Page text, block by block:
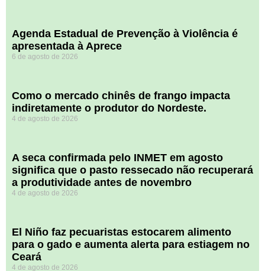
Agenda Estadual de Prevenção à Violência é
apresentada à Aprece
6 de agosto de 2026
​Como o mercado chinês de frango impacta
indiretamente o produtor do Nordeste.
4 de agosto de 2026
A seca confirmada pelo INMET em agosto
significa que o pasto ressecado não recuperará
a produtividade antes de novembro
4 de agosto de 2026
El Niño faz pecuaristas estocarem alimento
para o gado e aumenta alerta para estiagem no
Ceará
4 de agosto de 2026